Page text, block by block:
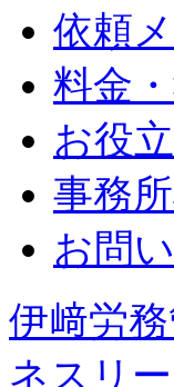
依頼
料金
お役
事務
お問
伊﨑労
ネスリ